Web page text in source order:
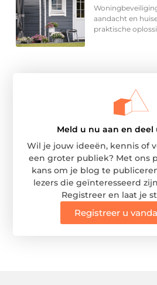
aandacht en
praktische
Meld u nu aan en deel
Wil je jouw ideeën, kennis of
een groter publiek? Met ons
kans om je blog te
lezers die geïnteresseerd
Registreer en laat je
Registreer u